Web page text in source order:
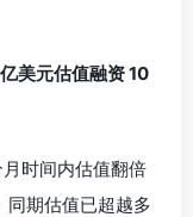
美元估值融资 10
时间内估值翻倍
同期估值已超越多